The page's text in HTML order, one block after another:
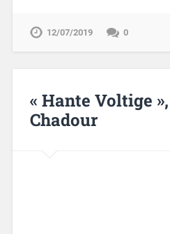
12/07/2019 0
« Hante Voltige
Chadour